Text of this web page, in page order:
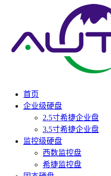
首页
企业级硬盘
2.5寸希捷企业盘
3.5寸希捷企业盘
监控级硬盘
西数监控盘
希捷监控盘